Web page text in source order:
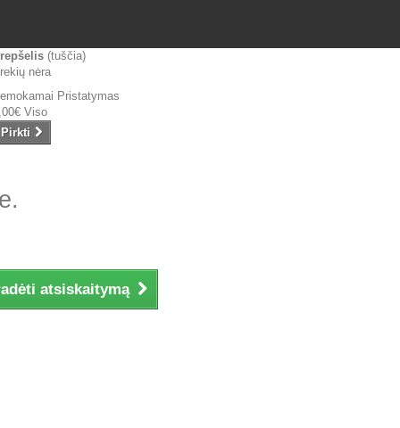
(tuščia)
nėra
Pristatymas
Viso
Pirkti
atsiskaitymą